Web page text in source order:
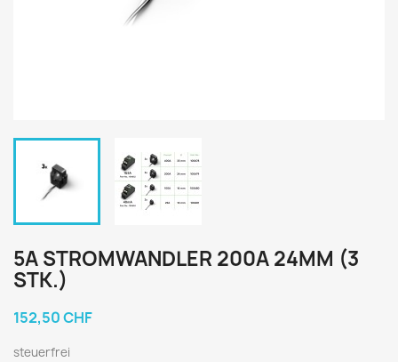
5A STROMWANDLER 200A 24MM (3
STK.)
152,50 CHF
steuerfrei